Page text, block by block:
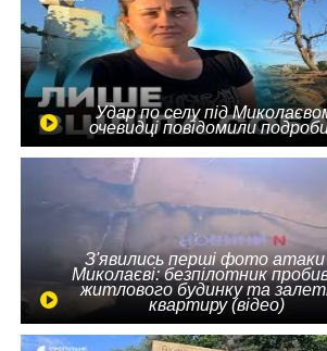
Удар по селу під
очевидці повідомили
З'явились перші фото атаки
Миколаєві: безпілотник
житлового будинку та
квартиру (відео)